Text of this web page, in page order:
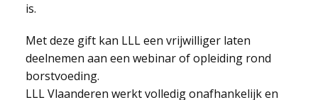
is.
Met deze gift kan LLL een vrijwilliger laten
deelnemen aan een webinar of opleiding rond
borstvoeding.
LLL Vlaanderen werkt volledig onafhankelijk en